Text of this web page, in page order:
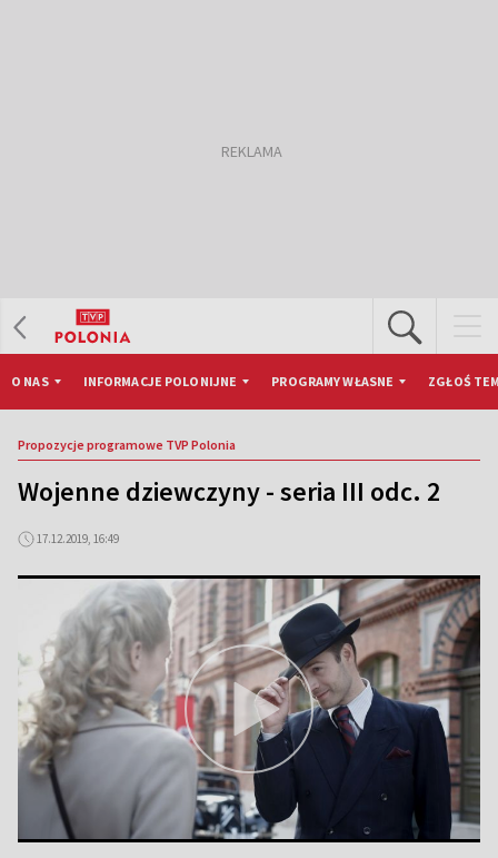
O NAS INFORMACJE POLONIJNE PROGRAMY WŁASNE ZGŁOŚ
Propozycje programowe TVP Polonia
Wojenne dziewczyny - seria III odc. 2
17.12.2019, 16:49